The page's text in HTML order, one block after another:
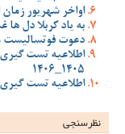
اواخر شهریور
به یاد کربلا دل
دعوت فوتسالیست
اطلاعیه تست
1405_1406
اطلاعیه تست گیری
نظرسنجی